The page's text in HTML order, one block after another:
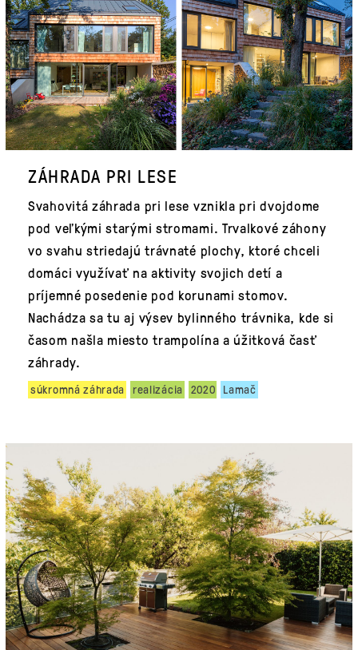
ZÁHRADA PRI LESE
Svahovitá záhrada pri lese vznikla pri dvojdome
pod veľkými starými stromami. Trvalkové záhony
vo svahu striedajú trávnaté plochy, ktoré chceli
domáci využívať na aktivity svojich detí a
príjemné posedenie pod korunami stomov.
Nachádza sa tu aj výsev bylinného trávnika, kde si
časom našla miesto trampolína a úžitková časť
záhrady.
súkromná záhrada realizácia 2020 Lamač